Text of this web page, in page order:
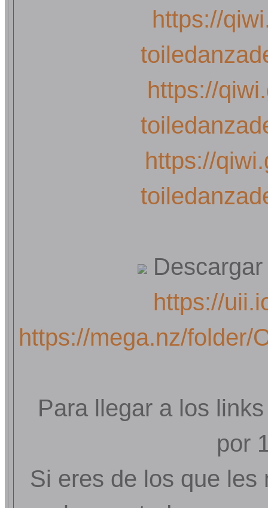
https://
https://
https://
Descargar
https://
https://mega.nz/folder/
Para llegar a los
por
Si eres de los que les